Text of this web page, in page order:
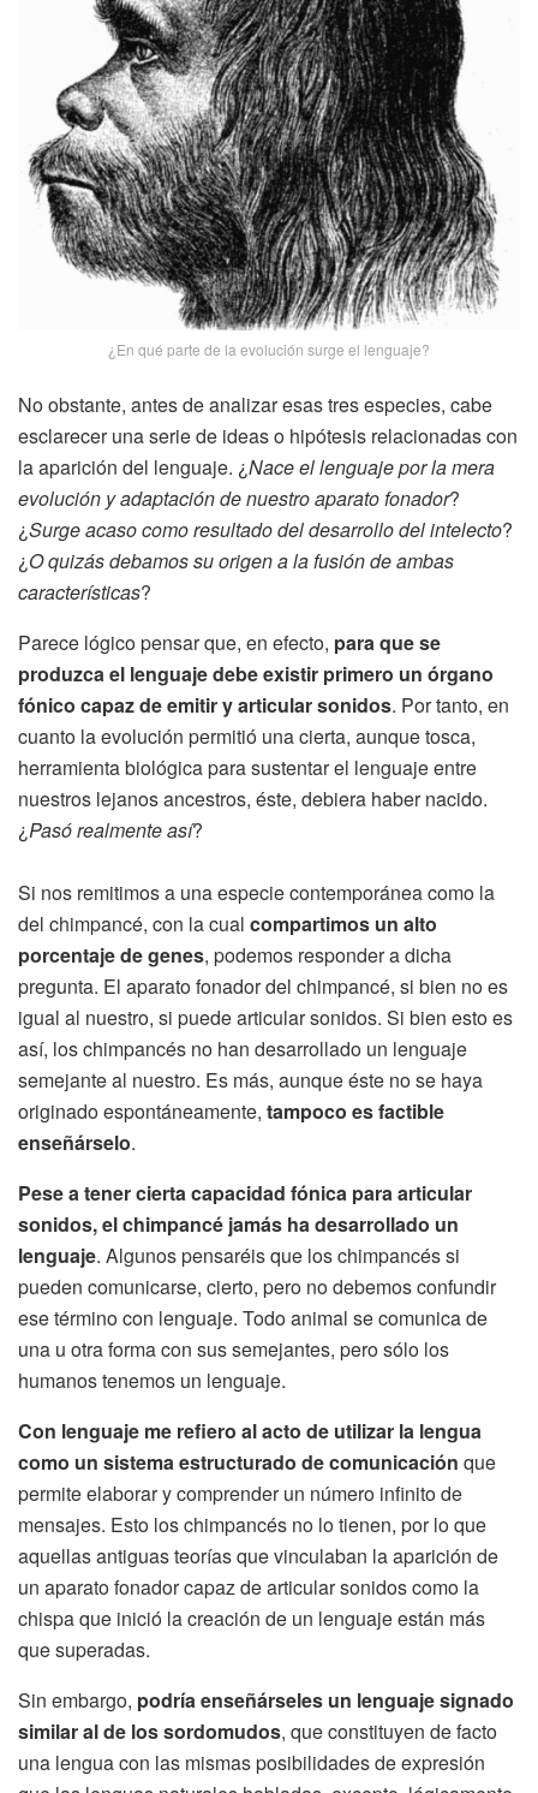
¿En qué parte de la evolución surge el lenguaje?
No obstante, antes de analizar esas tres especies, cabe
esclarecer una serie de ideas o hipótesis relacionadas con
la aparición del lenguaje. ¿Nace el lenguaje por la mera
evolución y adaptación de nuestro aparato fonador?
¿Surge acaso como resultado del desarrollo del intelecto?
¿O quizás debamos su origen a la fusión de ambas
características?
Parece lógico pensar que, en efecto, para que se
produzca el lenguaje debe existir primero un órgano
fónico capaz de emitir y articular sonidos. Por tanto, en
cuanto la evolución permitió una cierta, aunque tosca,
herramienta biológica para sustentar el lenguaje entre
nuestros lejanos ancestros, éste, debiera haber nacido.
¿Pasó realmente así?
Si nos remitimos a una especie contemporánea como la
del chimpancé, con la cual compartimos un alto
porcentaje de genes, podemos responder a dicha
pregunta. El aparato fonador del chimpancé, si bien no es
igual al nuestro, si puede articular sonidos. Si bien esto es
así, los chimpancés no han desarrollado un lenguaje
semejante al nuestro. Es más, aunque éste no se haya
originado espontáneamente, tampoco es factible
enseñárselo.
Pese a tener cierta capacidad fónica para articular
sonidos, el chimpancé jamás ha desarrollado un
lenguaje. Algunos pensaréis que los chimpancés si
pueden comunicarse, cierto, pero no debemos confundir
ese término con lenguaje. Todo animal se comunica de
una u otra forma con sus semejantes, pero sólo los
humanos tenemos un lenguaje.
Con lenguaje me refiero al acto de utilizar la lengua
como un sistema estructurado de comunicación que
permite elaborar y comprender un número infinito de
mensajes. Esto los chimpancés no lo tienen, por lo que
aquellas antiguas teorías que vinculaban la aparición de
un aparato fonador capaz de articular sonidos como la
chispa que inició la creación de un lenguaje están más
que superadas.
Sin embargo, podría enseñárseles un lenguaje signado
similar al de los sordomudos, que constituyen de facto
una lengua con las mismas posibilidades de expresión